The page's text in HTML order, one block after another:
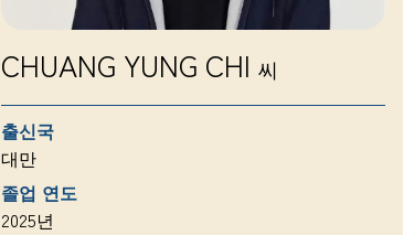
CHUANG YUNG CHI 씨
출신국
대만
졸업 연도
2025년